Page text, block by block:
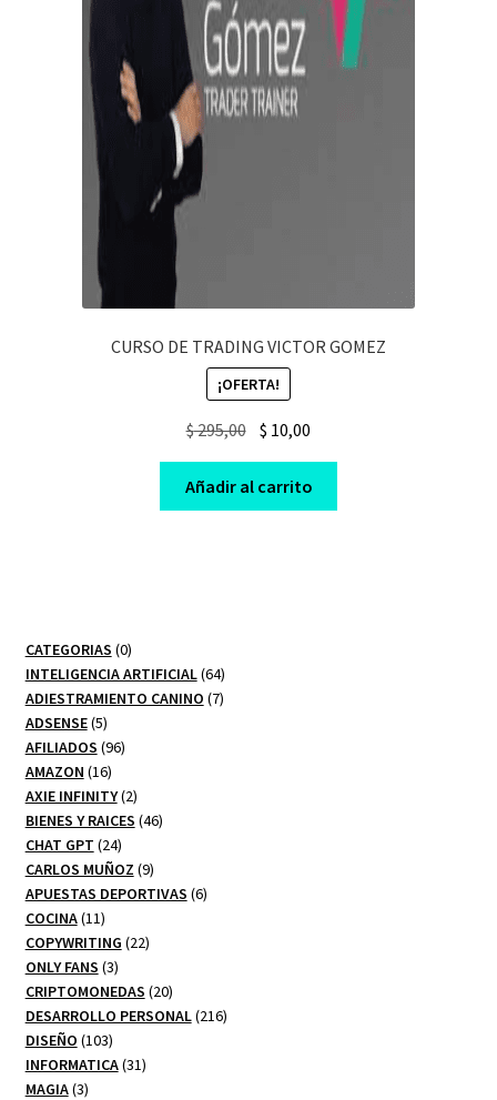
CURSO DE TRADING VICTOR GOMEZ
¡OFERTA!
$295,00 Original
was:
$ 295,00.
$ 10,00
is:
$ 10,00.
Añadir al carrito
CATEGORIAS 00
productos
INTELIGENCIA ARTIFICIAL 6464
productos
ADIESTRAMIENTO CANINO 77
ADSENSE 55
productos
AFILIADOS 9696
AMAZON 1616
productos
AXIE INFINITY 22
productos
BIENES Y RAICES 4646
CHAT GPT 2424
productos
CARLOS MUÑOZ 99
productos
APUESTAS DEPORTIVAS 66
COCINA 1111
productos
COPYWRITING 2222
ONLY FANS 33
productos
CRIPTOMONEDAS 2020
productos
DESARROLLO PERSONAL 216216
DISEÑO 103103
productos
INFORMATICA 3131
MAGIA 33